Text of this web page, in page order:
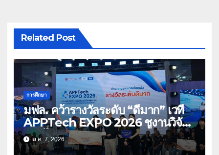
Related Post
การศึกษา
มฟล. คว้ารางวัลระดับ “ดีมาก” เวที
APPTech EXPO 2026 ชูงานวิจัย
สมุนไพร ขับเคลื่อนนวัตกรรมสู่เชิง
พาณิชย์
ส.ค. 7, 2026